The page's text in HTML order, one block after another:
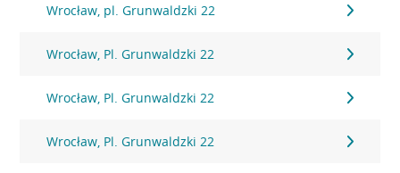
Wrocław, pl. Grunwaldzki 22
Wrocław, Pl. Grunwaldzki 22
Wrocław, Pl. Grunwaldzki 22
Wrocław, Pl. Grunwaldzki 22